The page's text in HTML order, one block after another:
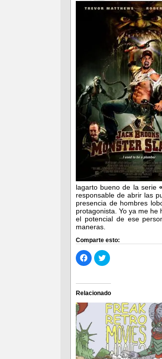
lagarto bueno de la serie
responsable de abrir las
presencia de hombres
protagonista. Yo ya me
el potencial de ese
maneras.
Comparte esto:
Haz
clic
para
Facebook
(Se
abre
en
ventana
nueva)
Haz
clic
Twitter
(Se
abre
en
una
ventana
nueva)
Relacionado